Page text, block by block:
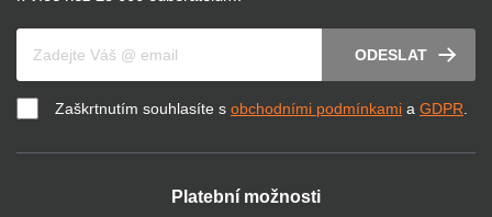
ODESLAT
Zaškrtnutím souhlasíte s obchodními podmínkami a GDPR.
Platební možnosti